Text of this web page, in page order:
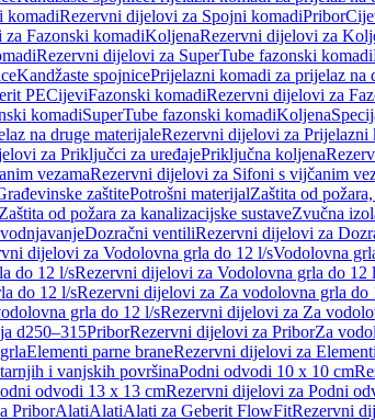
komadiRezervni dijelovi za Spojni komadiPribor
Fazonski komadiKoljenaRezervni dijelovi za
Rezervni dijelovi za SuperTube fazonski komadi
Kandžaste spojnicePrijelazni komadi za prijelaz na
PECijeviFazonski komadiRezervni dijelovi za
komadiSuperTube fazonski komadiKoljena
na druge materijaleRezervni dijelovi za Prijelazni
za Priključci za uređajePriključna koljena
vezamaRezervni dijelovi za Sifoni s vijčanim
zaštitePotrošni materijalZaštita od
od požara za kanalizacijske sustaveZvučna
Dozračni ventiliRezervni dijelovi za
dijelovi za Vodolovna grla do 12 l/sVodolovna
do 12 l/sRezervni dijelovi za Vodolovna grla do 12
do 12 l/sRezervni dijelovi za Za vodolovna grla do
grla do 12 l/sRezervni dijelovi za Za
d250–315PriborRezervni dijelovi za PriborZa
Elementi parne braneRezervni dijelovi za
i vanjskih površinaPodni odvodi 10 x 10 cm
odvodi 13 x 13 cmRezervni dijelovi za Podni
PriborAlatiAlatiAlati za Geberit FlowFitRezervni